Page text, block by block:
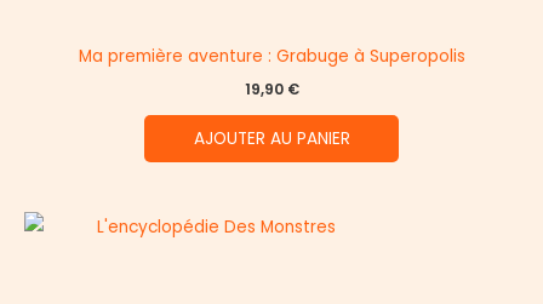
Ma première aventure : Grabuge à Superopolis
19,90 €
AJOUTER AU PANIER